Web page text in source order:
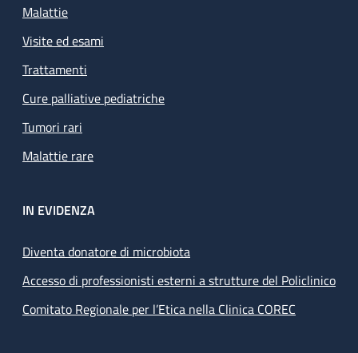
Malattie
Visite ed esami
Trattamenti
Cure palliative pediatriche
Tumori rari
Malattie rare
IN EVIDENZA
Diventa donatore di microbiota
Accesso di professionisti esterni a strutture del Policlinico
Comitato Regionale per l’Etica nella Clinica COREC